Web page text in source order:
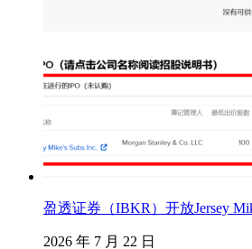
盈透证券（IBKR）开放Jersey
2026 年 7 月 22 日